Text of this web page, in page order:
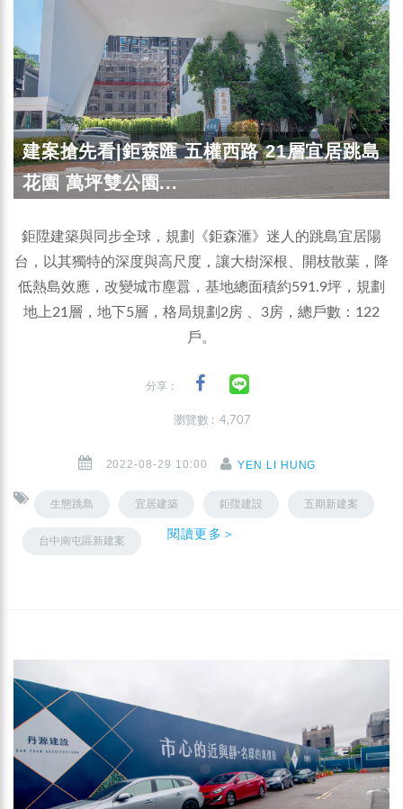
建案搶先看|鉅森匯 五權西路 21層宜居跳島
花園 萬坪雙公園...
鉅陞建築與同步全球，規劃《鉅森滙》迷人的跳島宜居陽
台，以其獨特的深度與高尺度，讓大樹深根、開枝散葉，降
低熱島效應，改變城市塵囂，基地總面積約591.9坪，規劃
地上21層，地下5層，格局規劃2房 、3房，總戶數：122
戶。
分享：
瀏覽數 : 4,707
2022-08-29 10:00 YEN LI HUNG
生態跳島 宜居建築 鉅陞建設 五期新建案
台中南屯區新建案 閱讀更多＞